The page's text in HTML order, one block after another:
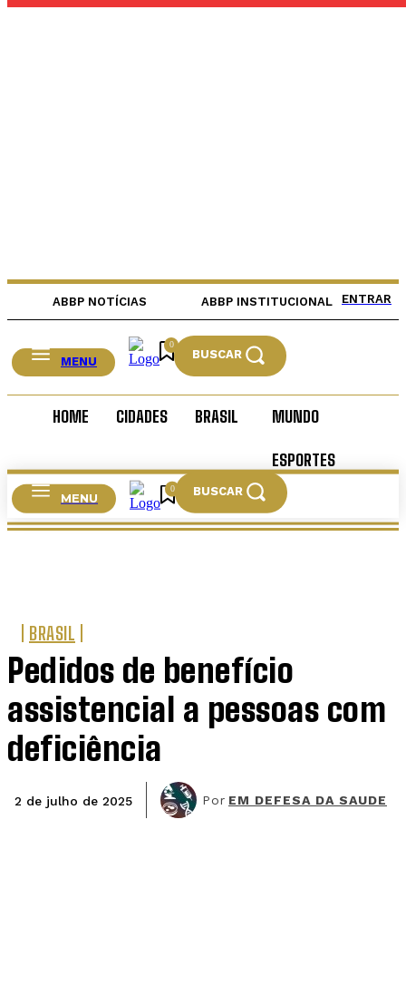
ABBP NOTÍCIAS ABBP INSTITUCIONAL ENTRAR
MENU
0
BUSCAR
HOME CIDADES BRASIL MUNDO
ESPORTES
CULTURA
MENU
0 BUSCAR
BRASIL
Pedidos de benefício
assistencial a pessoas com
deficiência
2 de julho de 2025 Por EM DEFESA DA SAUDE